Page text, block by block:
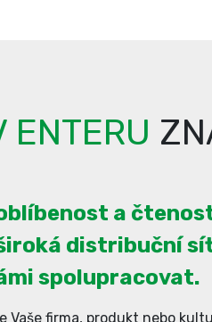
ENTERU
a
distribuční
spolupracovat.
Vaše firma, produkt nebo